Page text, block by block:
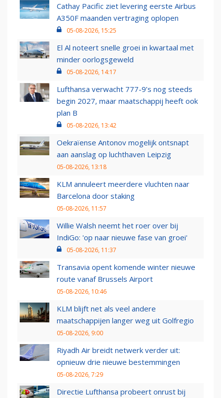
Cathay Pacific ziet levering eerste Airbus
A350F maanden vertraging oplopen
05-08-2026, 15:25
El Al noteert snelle groei in kwartaal met
minder oorlogsgeweld
05-08-2026, 14:17
Lufthansa verwacht 777-9’s nog steeds
begin 2027, maar maatschappij heeft ook
plan B
05-08-2026, 13:42
Oekraïense Antonov mogelijk ontsnapt
aan aanslag op luchthaven Leipzig
05-08-2026, 13:18
KLM annuleert meerdere vluchten naar
Barcelona door staking
05-08-2026, 11:57
Willie Walsh neemt het roer over bij
IndiGo: 'op naar nieuwe fase van groei'
05-08-2026, 11:37
Transavia opent komende winter nieuwe
route vanaf Brussels Airport
05-08-2026, 10:46
KLM blijft net als veel andere
maatschappijen langer weg uit Golfregio
05-08-2026, 9:00
Riyadh Air breidt netwerk verder uit:
opnieuw drie nieuwe bestemmingen
05-08-2026, 7:29
Directie Lufthansa probeert onrust bij